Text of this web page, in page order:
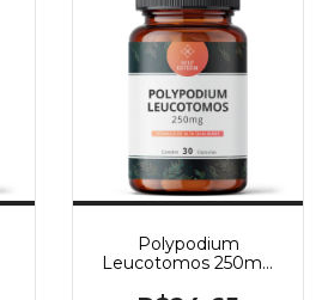
Polypodium
Leucotomos 250mg